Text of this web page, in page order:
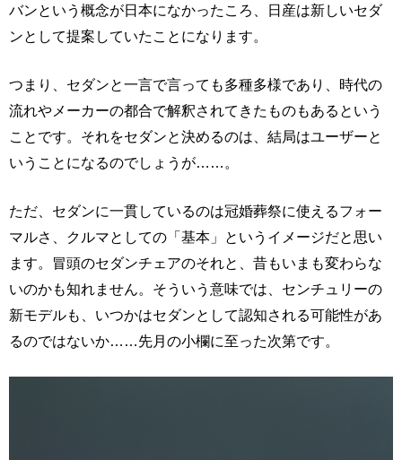
バンという概念が日本になかったころ、日産は新しいセダ
ンとして提案していたことになります。
つまり、セダンと一言で言っても多種多様であり、時代の
流れやメーカーの都合で解釈されてきたものもあるという
ことです。それをセダンと決めるのは、結局はユーザーと
いうことになるのでしょうが……。
ただ、セダンに一貫しているのは冠婚葬祭に使えるフォー
マルさ、クルマとしての「基本」というイメージだと思い
ます。冒頭のセダンチェアのそれと、昔もいまも変わらな
いのかも知れません。そういう意味では、センチュリーの
新モデルも、いつかはセダンとして認知される可能性があ
るのではないか……先月の小欄に至った次第です。